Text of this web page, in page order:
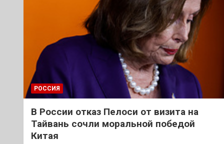
РОССИЯ
В России отказ Пелоси от визита на
Тайвань сочли моральной победой
Китая